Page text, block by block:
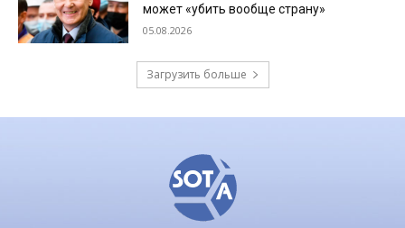
может «убить вообще страну»
05.08.2026
Загрузить больше